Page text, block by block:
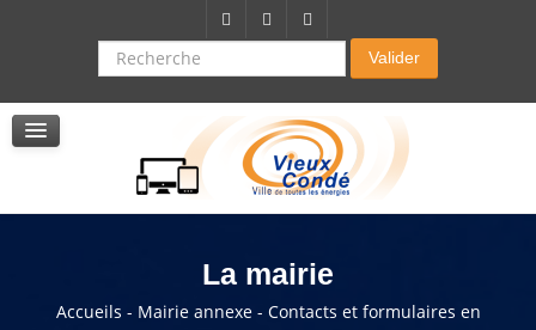
Recherche Valider
La résidence autonomie
Service de soins infirmers à domicile
Service d'aide à domicile
Pole multi services accompagnement seniors
La mairie
Accueils - Mairie annexe - Contacts et formulaires en